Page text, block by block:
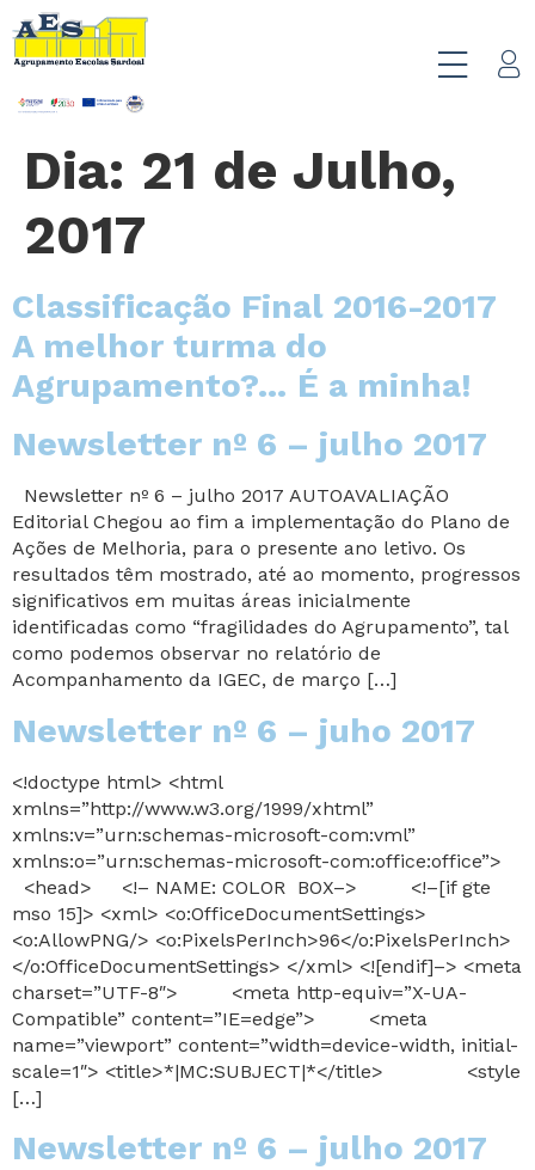
Dia: 21 de Julho,
2017
Classificação Final 2016-2017
A melhor turma do
Agrupamento?… É a minha!
Newsletter nº 6 – julho 2017
Newsletter nº 6 – julho 2017 AUTOAVALIAÇÃO
Editorial Chegou ao fim a implementação do Plano de
Ações de Melhoria, para o presente ano letivo. Os
resultados têm mostrado, até ao momento, progressos
significativos em muitas áreas inicialmente
identificadas como “fragilidades do Agrupamento”, tal
como podemos observar no relatório de
Acompanhamento da IGEC, de março […]
Newsletter nº 6 – juho 2017
<!doctype html> <html
xmlns=”http://www.w3.org/1999/xhtml”
xmlns:v=”urn:schemas-microsoft-com:vml”
xmlns:o=”urn:schemas-microsoft-com:office:office”>
<head> <!– NAME: COLOR BOX–> <!–[if gte
mso 15]> <xml> <o:OfficeDocumentSettings>
<o:AllowPNG/> <o:PixelsPerInch>96</o:PixelsPerInch>
</o:OfficeDocumentSettings> </xml> <![endif]–> <meta
charset=”UTF-8″> <meta http-equiv=”X-UA-
Compatible” content=”IE=edge”> <meta
name=”viewport” content=”width=device-width, initial-
scale=1″> <title>*|MC:SUBJECT|*</title> <style
[…]
Newsletter nº 6 – julho 2017